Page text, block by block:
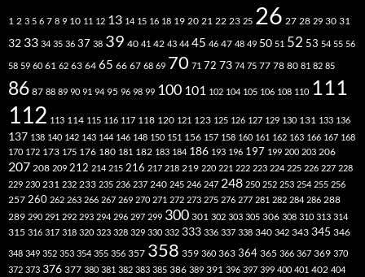
1 2 3 5 6 7 8 9 10 11 12 13 14 15 16 18 19 20 21 22 23 25 26 27 28 29 30 31
32 33 34 35 36 37 38 39 40 41 42 43 44 45 46 47 48 49 50 51 52 53 54 55 56
58 59 60 61 62 63 64 65 66 67 68 69 70 71 72 73 74 75 77 78 80 81 82 85
86 87 88 89 90 91 94 95 96 98 99 100 101 102 104 105 106 108 110 111
112 113 114 115 116 117 118 120 121 123 125 126 127 129 130 131 133 136
137 138 140 142 143 144 146 148 150 151 156 157 158 160 161 162 163 166 167 168
170 172 173 175 176 180 181 182 183 184 186 193 196 197 199 200 203 206
207 208 209 212 214 215 216 217 218 219 220 221 222 223 224 225 226 227 228
229 230 231 232 233 235 236 237 240 245 246 247 248 250 252 253 254 255 256
257 260 262 263 266 267 269 270 271 272 273 275 276 277 281 282 284 286 288
289 290 291 292 293 294 296 297 299 300 301 302 303 305 306 308 310 313 314
315 316 317 318 320 323 328 329 330 332 333 336 337 338 340 342 343 345 346
348 349 352 353 354 355 356 357 358 359 360 363 364 365 366 367 369 370
372 373 376 377 380 381 382 383 385 386 389 391 396 397 399 400 401 402 404